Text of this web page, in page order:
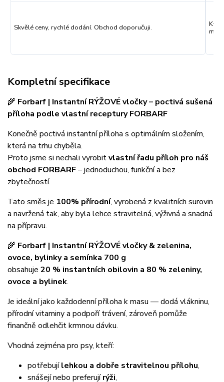
Skvělé ceny, rychlé dodání. Obchod doporučuji.
Kompletní specifikace
🌾 Forbarf | Instantní RÝŽOVÉ vločky – poctivá sušená
příloha podle vlastní receptury FORBARF
Konečně poctivá instantní příloha s optimálním složením,
která na trhu chyběla.
Proto jsme si nechali vyrobitvlastní řadu příloh pro náš
obchod FORBARF– jednoduchou, funkční a bez
zbytečností.
Tato směs je 100% přírodní, vyrobená z kvalitních surovin
a navržená tak, aby byla lehce stravitelná, výživná a snadná
na přípravu.
🌾 Forbarf | Instantní RÝŽOVÉ vločky & zelenina,
ovoce, bylinky a semínka 700 g
obsahuje 20 % instantních obilovin a 80 % zeleniny,
ovoce a bylinek.
Je ideální jako každodenní příloha k masu — dodá vlákninu,
přírodní vitaminy a podpoří trávení, zároveň pomůže
finančně odlehčit krmnou dávku.
Vhodná zejména pro psy, kteří:
potřebujílehkou a dobře stravitelnou přílohu,
snášejí nebo preferujírýži,